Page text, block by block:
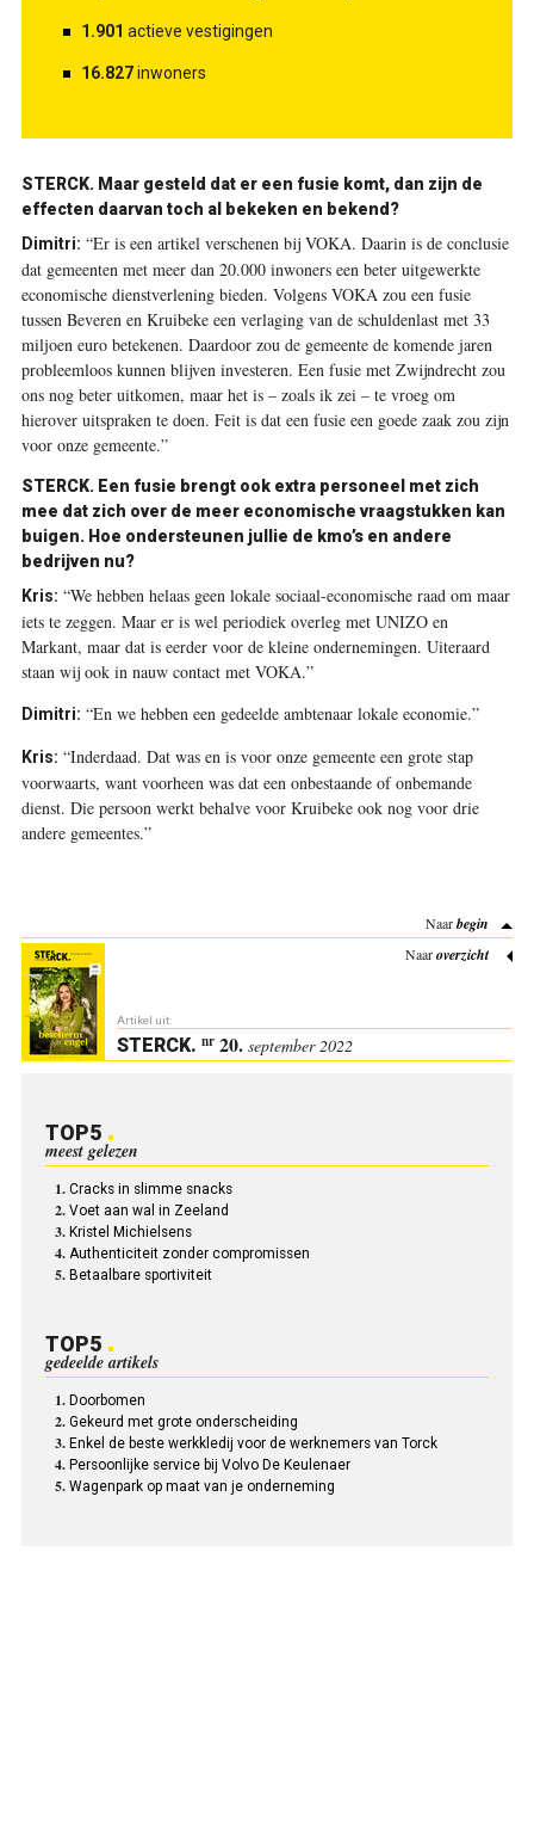
1.901 actieve vestigingen
16.827inwoners
STERCK. Maar gesteld dat er een fusie komt, dan zijn de
effecten daarvan toch al bekeken en bekend?
Dimitri: “Er is een artikel verschenen bij VOKA. Daarin is de conclusie
dat gemeenten met meer dan 20.000 inwoners een beter uitgewerkte
economische dienstverlening bieden. Volgens VOKA zou een fusie
tussen Beveren en Kruibeke een verlaging van de schuldenlast met 33
miljoen euro betekenen. Daardoor zou de gemeente de komende jaren
probleemloos kunnen blijven investeren. Een fusie met Zwijndrecht zou
ons nog beter uitkomen, maar het is – zoals ik zei – te vroeg om
hierover uitspraken te doen. Feit is dat een fusie een goede zaak zou zijn
voor onze gemeente.”
STERCK. Een fusie brengt ook extra personeel met zich
mee dat zich over de meer economische vraagstukken kan
buigen. Hoe ondersteunen jullie de kmo’s en andere
bedrijven nu?
Kris: “We hebben helaas geen lokale sociaal-economische raad om maar
iets te zeggen. Maar er is wel periodiek overleg met UNIZO en
Markant, maar dat is eerder voor de kleine ondernemingen. Uiteraard
staan wij ook in nauw contact met VOKA.”
Dimitri: “En we hebben een gedeelde ambtenaar lokale economie.”
Kris: “Inderdaad. Dat was en is voor onze gemeente een grote stap
voorwaarts, want voorheen was dat een onbestaande of onbemande
dienst. Die persoon werkt behalve voor Kruibeke ook nog voor drie
andere gemeentes.”
Naarbegin
Naaroverzicht
Artikel uit:
STERCK. nr20. september 2022
TOP5
meest gelezen
Cracks in slimme snacks
Voet aan wal in Zeeland
Kristel Michielsens
Authenticiteit zonder compromissen
Betaalbare sportiviteit
TOP5
gedeelde artikels
Doorbomen
Gekeurd met grote onderscheiding
Enkel de beste werkkledij voor de werknemers van Torck
Persoonlijke service bij Volvo De Keulenaer
Wagenpark op maat van je onderneming